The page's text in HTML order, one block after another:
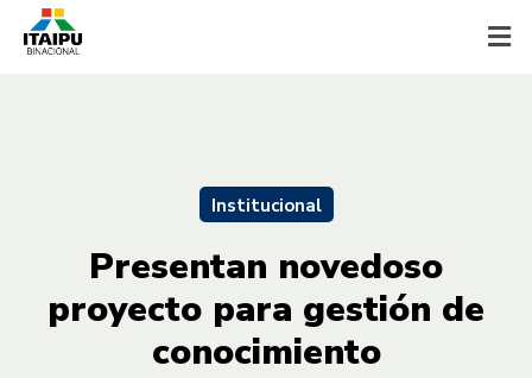
Institucional
Presentan novedoso
proyecto para gestión de
conocimiento